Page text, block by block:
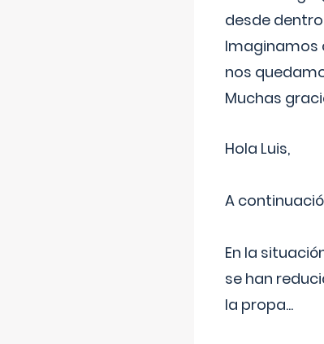
desde
Imaginamos
nos
Muchas
Hola Luis,
A
En la
se han
la propa...